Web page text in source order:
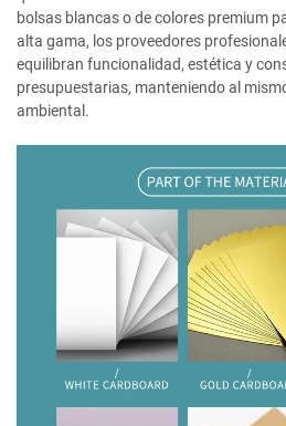
bolsas blancas o de colores premium
alta gama, los proveedores
equilibran funcionalidad, estética y
presupuestarias, manteniendo al
ambiental.